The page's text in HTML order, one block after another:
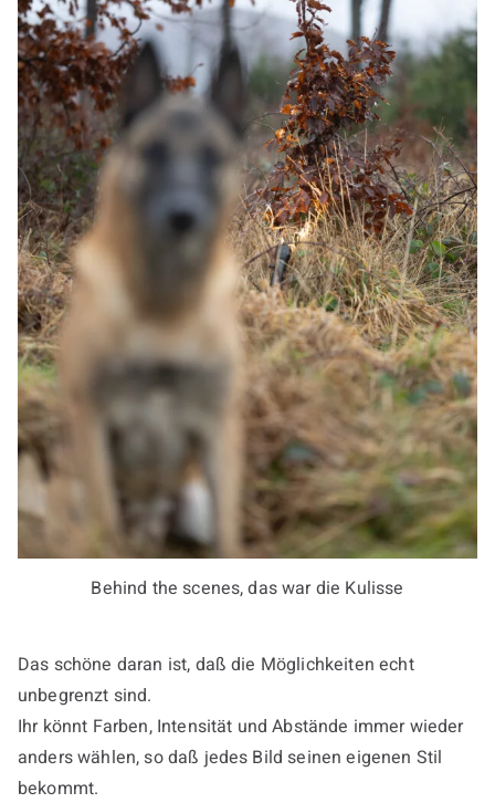
Behind the scenes, das war die Kulisse
Das schöne daran ist, daß die Möglichkeiten echt
unbegrenzt sind.
Ihr könnt Farben, Intensität und Abstände immer wieder
anders wählen, so daß jedes Bild seinen eigenen Stil
bekommt.